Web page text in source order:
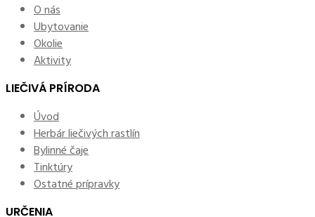
O nás
Ubytovanie
Okolie
Aktivity
LIEČIVÁ PRÍRODA
Úvod
Herbár liečivých rastlín
Bylinné čaje
Tinktúry
Ostatné prípravky
URČENIA